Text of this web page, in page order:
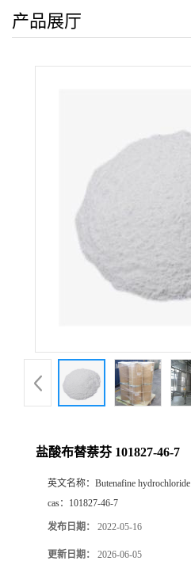
产品展厅
盐酸布替萘芬 101827-46-7
英文名称： Butenafine hydrochloride
cas： 101827-46-7
发布日期： 2022-05-16
更新日期： 2026-06-05